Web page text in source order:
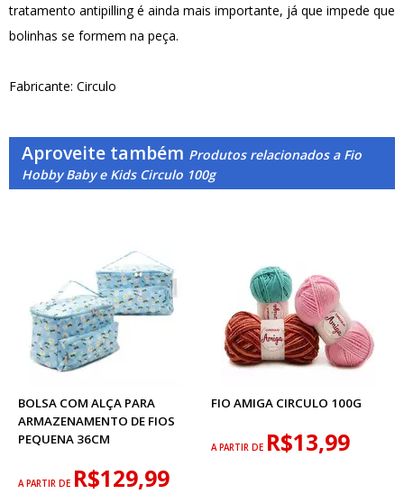
tratamento antipilling é ainda mais importante, já que impede que
bolinhas se formem na peça.
Fabricante: Circulo
Aproveite também Produtos relacionados a Fio
Hobby Baby e Kids Circulo 100g
BOLSA COM ALÇA PARA
ARMAZENAMENTO DE FIOS
PEQUENA 36CM
A PARTIR DE R$129,99
FIO AMIGA CIRCULO 100G
A PARTIR DE R$13,99